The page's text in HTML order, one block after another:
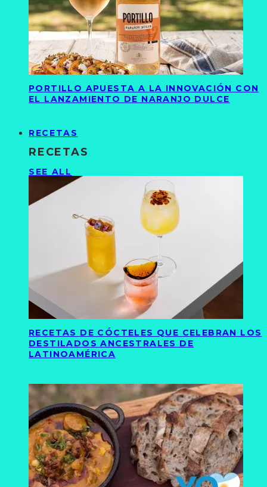
PORTILLO APUESTA A LA INNOVACIÓN CON
EL LANZAMIENTO DE NARANJO DULCE
RECETAS
RECETAS
SEE ALL
RECETAS DE CÓCTELES QUE CELEBRAN LOS
DESTILADOS ANCESTRALES DE
LATINOAMÉRICA